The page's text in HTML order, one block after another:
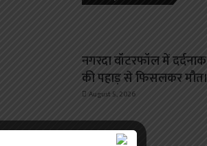
नगरदा वॉटरफॉल में
की पहाड़ से फिसलकर मौत।
August 5, 2026